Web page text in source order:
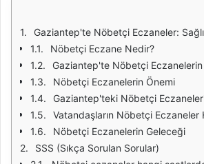
Gaziantep'te Nöbetçi Eczaneler: Sağlık
Nöbetçi Eczane Nedir?
Gaziantep'te Nöbetçi
Nöbetçi Eczanelerin Önemi
Gaziantep'teki Nöbetçi
Vatandaşların Nöbetçi Eczaneler
Nöbetçi Eczanelerin Geleceği
SSS (Sıkça Sorulan Sorular)